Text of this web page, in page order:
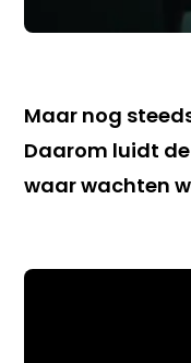
Maar nog
Daarom luidt
waar wachten